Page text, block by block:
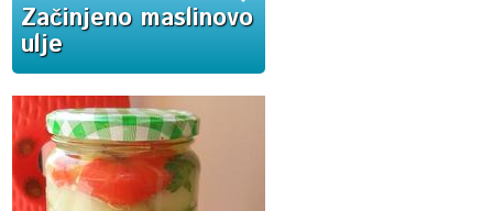
Začinjeno maslinovo
ulje